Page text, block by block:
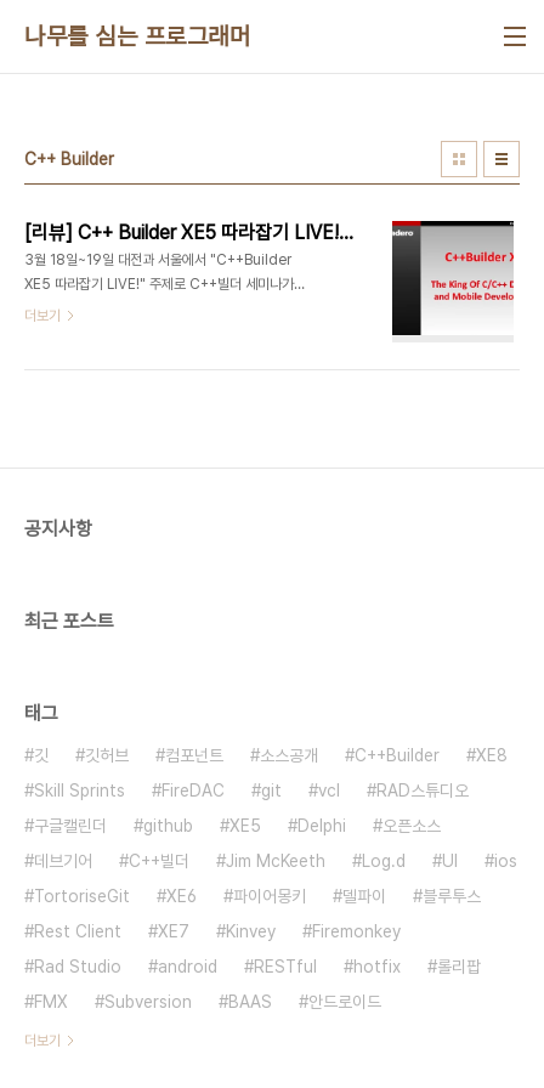
나무를 심는 프로그래머
C++ Builder
[리뷰] C++ Builder XE5 따라잡기 LIVE!(고든리)
3월 18일~19일 대전과 서울에서 "C++Builder
XE5 따라잡기 LIVE!" 주제로 C++빌더 세미나가
있었습니다.그 내용을 간단하게 리뷰합니다. 우선 대
DevCo, CodeGear에 이어 현재
더보기
공지사항
최근 포스트
태그
깃 깃허브 컴포넌트 소스공개 C++Builder
XE8
Skill Sprints
FireDAC git vcl
RAD스튜디오
구글캘린더
github XE5 Delphi
오픈소스
데브기어
C++빌더 Jim McKeeth Log.d UI
ios
TortoriseGit
XE6 파이어몽키 델파이
블루투스
Rest Client
XE7 Kinvey
Firemonkey
Rad Studio
android RESTful hotfix
롤리팝
FMX
Subversion BAAS 안드로이드
더보기